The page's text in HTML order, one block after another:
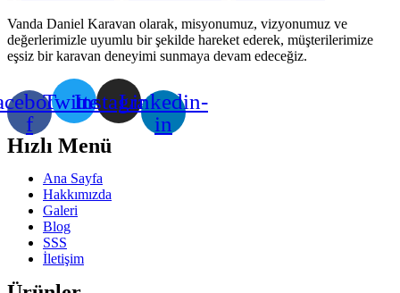
Vanda Daniel Karavan olarak, misyonumuz, vizyonumuz ve
değerlerimizle uyumlu bir şekilde hareket ederek, müşterilerimize
eşsiz bir karavan deneyimi sunmaya devam edeceğiz.
f
TwitterInstagramLinkedin-
in
Hızlı Menü
Ana Sayfa
Hakkımızda
Galeri
Blog
SSS
İletişim